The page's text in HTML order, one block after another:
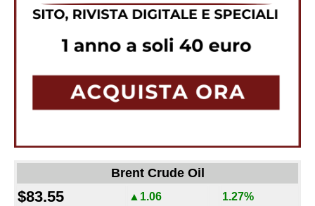
Brent Crude Oil
$83.55 ▲1.06 1.27%